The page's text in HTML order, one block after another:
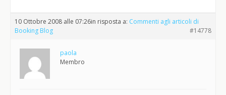
10 Ottobre 2008 alle 07:26in risposta a: Commenti agli articoli di
Booking Blog
#14778
paola
Membro